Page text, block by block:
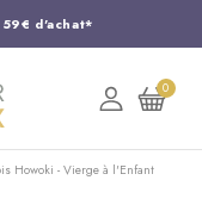
59€ d'achat*
24 74 15
jour même !
0
Howoki - Vierge à l'Enfant